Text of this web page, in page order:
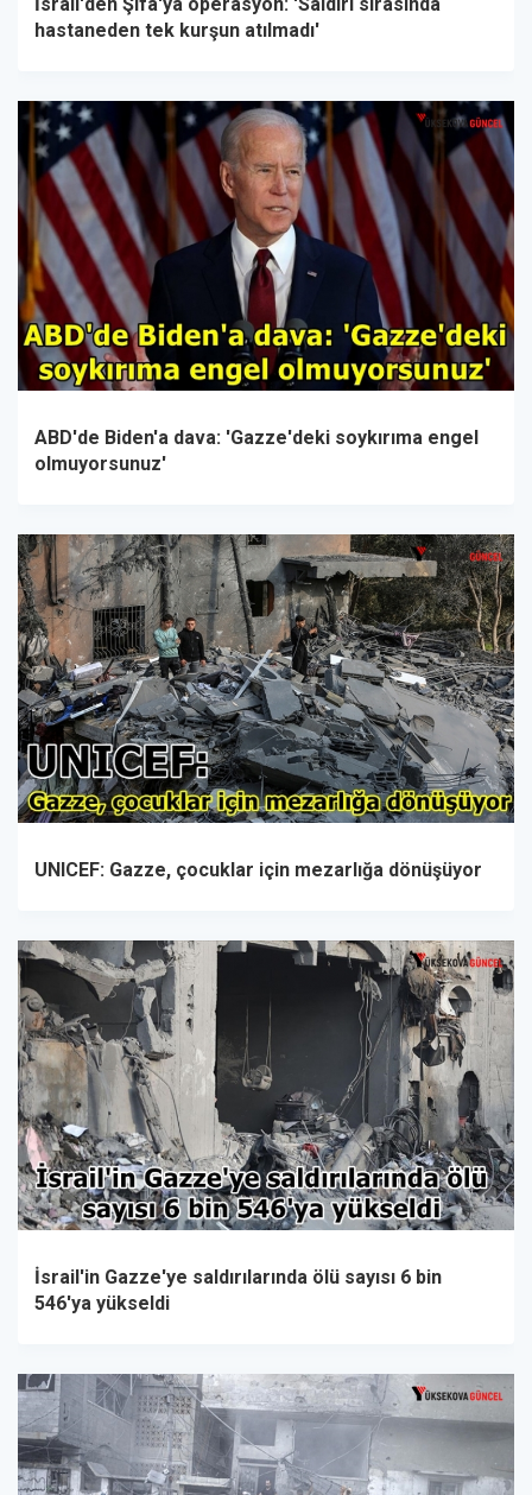
hastaneden tek kurşun atılmadı'
ABD'de Biden'a dava: 'Gazze'deki soykırıma engel
olmuyorsunuz'
UNICEF: Gazze, çocuklar için mezarlığa dönüşüyor
İsrail'in Gazze'ye saldırılarında ölü sayısı 6 bin
546'ya yükseldi